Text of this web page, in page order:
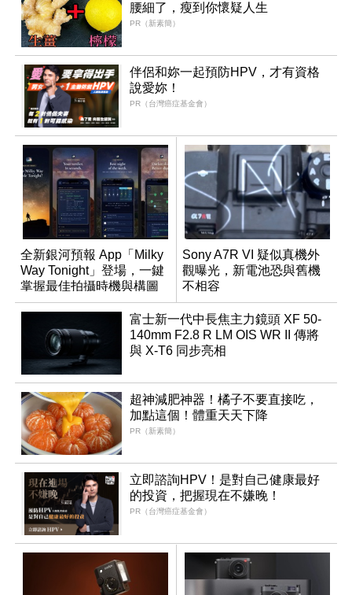
腰細了，瘦到你懷疑人生
PR（新素簡）
伴侶和妳一起預防HPV，才有資格
說愛妳！
PR（台灣癌症基金會）
全新銀河預報 App「Milky
Way Tonight」登場，一鍵
掌握最佳拍攝時機與構圖
Sony A7R VI 疑似真機外
觀曝光，新電池恐與舊機
不相容
富士新一代中長焦主力鏡頭 XF 50-
140mm F2.8 R LM OIS WR II 傳將
與 X-T6 同步亮相
超神減肥神器！橘子不要直接吃，
加點這個！體重天天下降
PR（新素簡）
立即諮詢HPV！是對自己健康最好
的投資，把握現在不嫌晚！
PR（台灣癌症基金會）